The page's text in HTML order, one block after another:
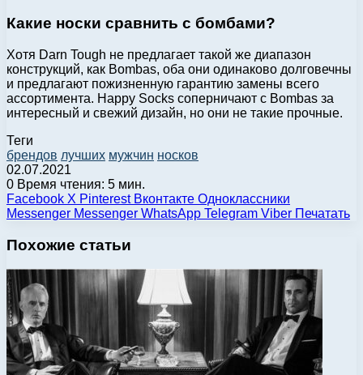
Какие носки сравнить с бомбами?
Хотя Darn Tough не предлагает такой же диапазон
конструкций, как Bombas, оба они одинаково долговечны
и предлагают пожизненную гарантию замены всего
ассортимента. Happy Socks соперничают с Bombas за
интересный и свежий дизайн, но они не такие прочные.
Теги
брендов лучших мужчин носков
02.07.2021
0 Время чтения: 5 мин.
Facebook X Pinterest Вконтакте Одноклассники
Messenger Messenger WhatsApp Telegram Viber Печатать
Похожие статьи